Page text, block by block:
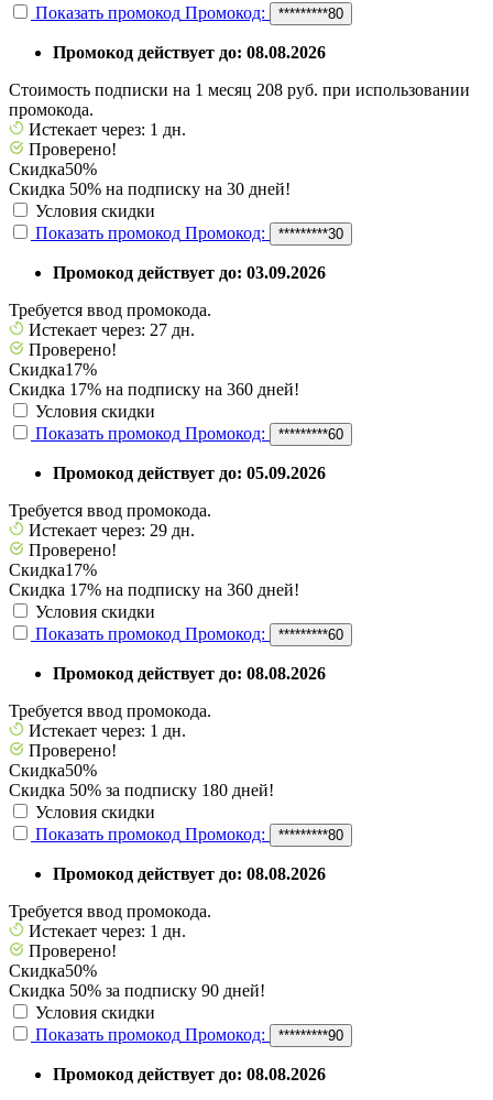
Показать промокод Промокод: *********80
Промокод действует до: 08.08.2026
Стоимость подписки на 1 месяц 208 руб. при использовании
промокода.
Истекает через: 1 дн.
Проверено!
Скидка50%
Скидка 50% на подписку на 30 дней!
Условия скидки
Показать промокод Промокод: *********30
Промокод действует до: 03.09.2026
Требуется ввод промокода.
Истекает через: 27 дн.
Проверено!
Скидка17%
Скидка 17% на подписку на 360 дней!
Условия скидки
Показать промокод Промокод: *********60
Промокод действует до: 05.09.2026
Требуется ввод промокода.
Истекает через: 29 дн.
Проверено!
Скидка17%
Скидка 17% на подписку на 360 дней!
Условия скидки
Показать промокод Промокод: *********60
Промокод действует до: 08.08.2026
Требуется ввод промокода.
Истекает через: 1 дн.
Проверено!
Скидка50%
Скидка 50% за подписку 180 дней!
Условия скидки
Показать промокод Промокод: *********80
Промокод действует до: 08.08.2026
Требуется ввод промокода.
Истекает через: 1 дн.
Проверено!
Скидка50%
Скидка 50% за подписку 90 дней!
Условия скидки
Показать промокод Промокод: *********90
Промокод действует до: 08.08.2026